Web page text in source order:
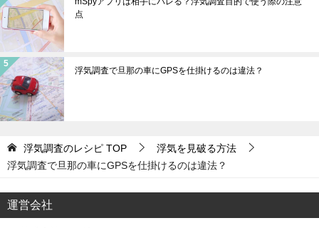
点
浮気調査で旦那の車にGPSを仕掛けるのは違法？
浮気調査のレシピ TOP
浮気を見破る方法
浮気調査で旦那の車にGPSを仕掛けるのは違法？
運営会社